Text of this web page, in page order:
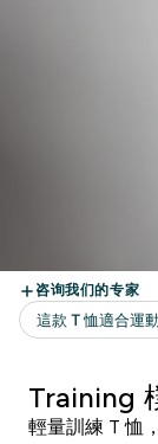
Training
輕量訓練 T 恤